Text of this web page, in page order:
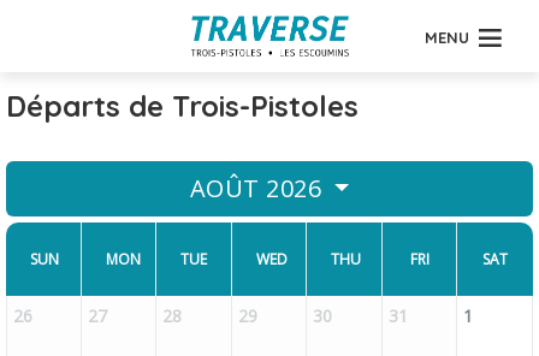
MENU
Départs de Trois-Pistoles
AOÛT 2026
SUN MON TUE WED THU FRI SAT
26 27 28 29 30 31 1